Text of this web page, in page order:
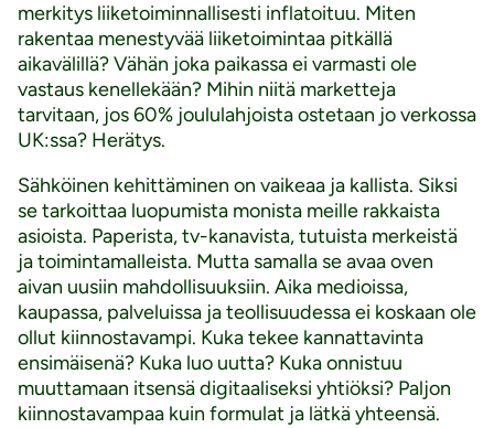
merkitys liiketoiminnallisesti inflatoituu. Miten
rakentaa menestyvää liiketoimintaa pitkällä
aikavälillä? Vähän joka paikassa ei varmasti ole
vastaus kenellekään? Mihin niitä marketteja
tarvitaan, jos 60% joululahjoista ostetaan jo verkossa
UK:ssa? Herätys.
Sähköinen kehittäminen on vaikeaa ja kallista. Siksi
se tarkoittaa luopumista monista meille rakkaista
asioista. Paperista, tv-kanavista, tutuista merkeistä
ja toimintamalleista. Mutta samalla se avaa oven
aivan uusiin mahdollisuuksiin. Aika medioissa,
kaupassa, palveluissa ja teollisuudessa ei koskaan ole
ollut kiinnostavampi. Kuka tekee kannattavinta
ensimäisenä? Kuka luo uutta? Kuka onnistuu
muuttamaan itsensä digitaaliseksi yhtiöksi? Paljon
kiinnostavampaa kuin formulat ja lätkä yhteensä.